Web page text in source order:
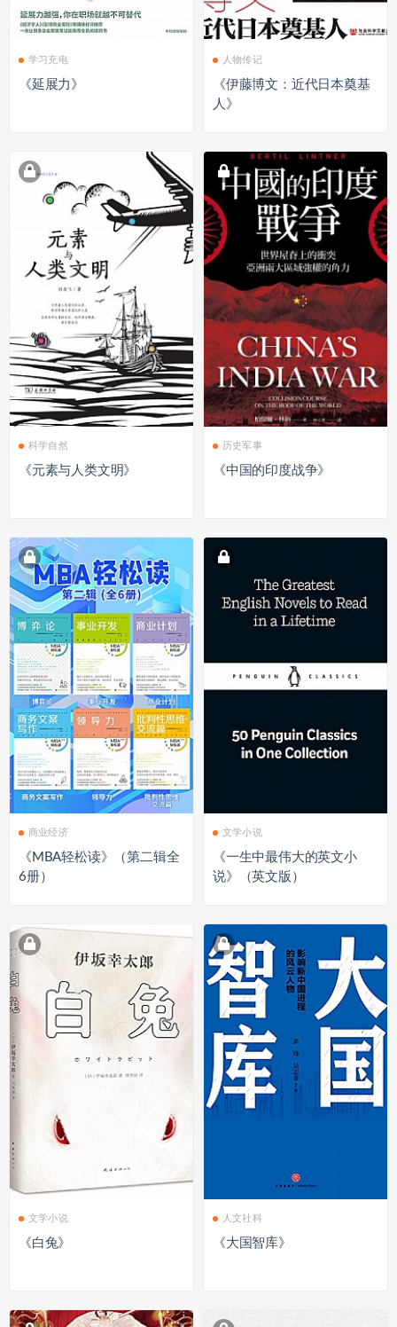
学习充电
《延展力》
人物传记
《伊藤博文：近代日本奠基
人》
科学自然
《元素与人类文明》
历史军事
《中国的印度战争》
商业经济
《MBA轻松读》（第二辑全
6册）
文学小说
《一生中最伟大的英文小
说》（英文版）
文学小说
《白兔》
人文社科
《大国智库》